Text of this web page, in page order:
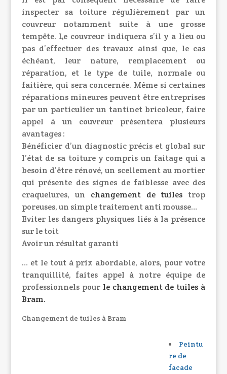
inspecter sa toiture régulièrement par un
couvreur notamment suite à une grosse
tempête. Le couvreur indiquera s’il y a lieu ou
pas d’effectuer des travaux ainsi que, le cas
échéant, leur nature, remplacement ou
réparation, et le type de tuile, normale ou
faitière, qui sera concernée. Même si certaines
réparations mineures peuvent être entreprises
par un particulier un tantinet bricoleur, faire
appel à un couvreur présentera plusieurs
avantages :
Bénéficier d’un diagnostic précis et global sur
l’état de sa toiture y compris un faitage qui a
besoin d’être rénové, un scellement au mortier
qui présente des signes de faiblesse avec des
craquelures, un
changement de tuiles trop
poreuses, un simple traitement anti mousse…
Eviter les dangers physiques liés à la présence
sur le toit
Avoir un résultat garanti
… et le tout à prix abordable, alors, pour votre
tranquillité, faites appel à notre équipe de
professionnels pour le changement de tuiles à
Bram.
Changement de tuiles à Bram
Peintu
re de
facade